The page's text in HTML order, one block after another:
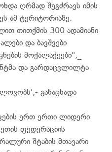
ღრმად შეგძრავს იმის
ამ ტერიტორიაზე.
თითქმის 300 ადამიანი
და ბავშვები
მოქალაქეები",_
და გარდაცვლილტა
განაცხადა
ერთ ერთი ლიდერი
ფედერაციის
შტაბის მთავარი